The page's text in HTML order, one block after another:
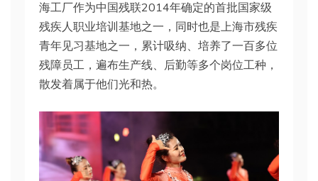
海工厂作为中国残联2014年确定的首批国家级
残疾人职业培训基地之一，同时也是上海市残疾
青年见习基地之一，累计吸纳、培养了一百多位
残障员工，遍布生产线、后勤等多个岗位工种，
散发着属于他们光和热。